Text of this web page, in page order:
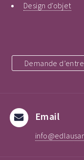
Design d'objet
Demande
Email